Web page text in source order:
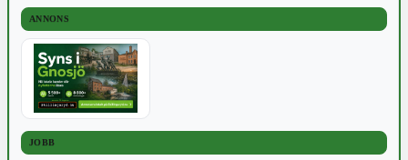
ANNONS
JOBB